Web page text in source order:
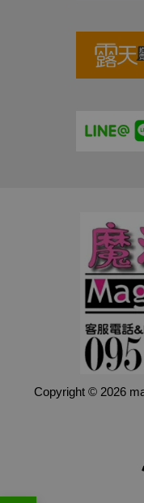
Copyright © 2026